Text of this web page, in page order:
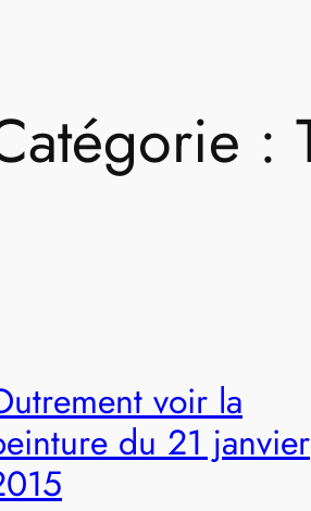
:
voir la
du 21 janvier